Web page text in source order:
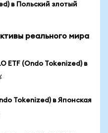
в Польский злотый
реального мира
ETF (Ondo Tokenized) в
Tokenized) в Японская